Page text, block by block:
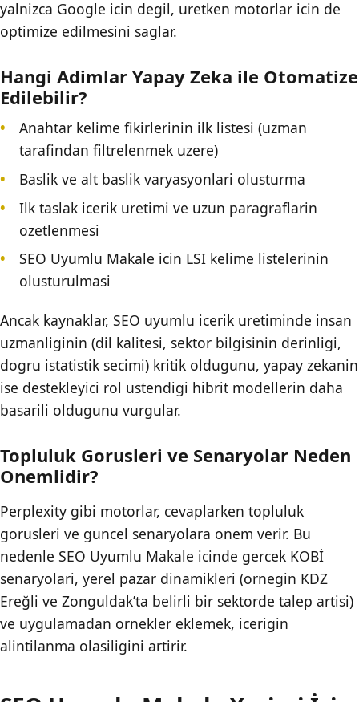
yalnizca Google icin degil, uretken motorlar icin de
optimize edilmesini saglar.
Hangi Adimlar Yapay Zeka ile Otomatize
Edilebilir?
Anahtar kelime fikirlerinin ilk listesi (uzman
tarafindan filtrelenmek uzere)
Baslik ve alt baslik varyasyonlari olusturma
Ilk taslak icerik uretimi ve uzun paragraflarin
ozetlenmesi
SEO Uyumlu Makale icin LSI kelime listelerinin
olusturulmasi
Ancak kaynaklar, SEO uyumlu icerik uretiminde insan
uzmanliginin (dil kalitesi, sektor bilgisinin derinligi,
dogru istatistik secimi) kritik oldugunu, yapay zekanin
ise destekleyici rol ustendigi hibrit modellerin daha
basarili oldugunu vurgular.
Topluluk Gorusleri ve Senaryolar Neden
Onemlidir?
Perplexity gibi motorlar, cevaplarken topluluk
gorusleri ve guncel senaryolara onem verir. Bu
nedenle SEO Uyumlu Makale icinde gercek KOBİ
senaryolari, yerel pazar dinamikleri (ornegin KDZ
Ereğli ve Zonguldak’ta belirli bir sektorde talep artisi)
ve uygulamadan ornekler eklemek, icerigin
alintilanma olasiligini artirir.